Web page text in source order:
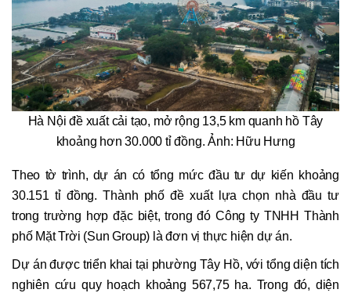
Hà Nội đề xuất cải tạo, mở rộng 13,5 km quanh hồ Tây
khoảng hơn 30.000 tỉ đồng. Ảnh: Hữu Hưng
Theo tờ trình, dự án có tổng mức đầu tư dự kiến khoảng
30.151 tỉ đồng. Thành phố đề xuất lựa chọn nhà đầu tư
trong trường hợp đặc biệt, trong đó Công ty TNHH Thành
phố Mặt Trời (Sun Group) là đơn vị thực hiện dự án.
Dự án được triển khai tại phường Tây Hồ, với tổng diện tích
nghiên cứu quy hoạch khoảng 567,75 ha. Trong đó, diện